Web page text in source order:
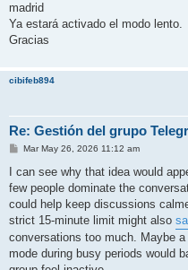
a
j
madrid
Ya estará activado el modo lento.
Gracias
cibifeb894
Re: Gestión del grupo
M
n
a
j
Mar May 26, 2026 11:12 am
I can see why that idea would
few people dominate the
could help keep discussions
strict 15-minute limit might also
conversations too much. Maybe
mode during busy periods would